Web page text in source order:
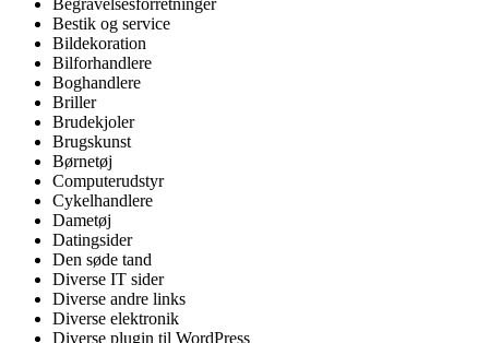
Begravelsesforretninger
Bestik og service
Bildekoration
Bilforhandlere
Boghandlere
Briller
Brudekjoler
Brugskunst
Børnetøj
Computerudstyr
Cykelhandlere
Dametøj
Datingsider
Den søde tand
Diverse IT sider
Diverse andre links
Diverse elektronik
Diverse plugin til WordPress